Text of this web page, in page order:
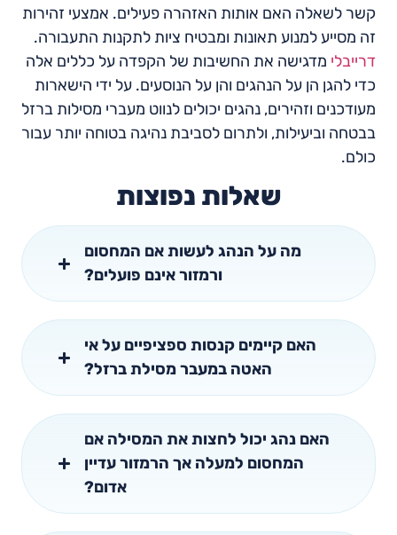
קשר לשאלה האם אותות האזהרה פעילים. אמצעי זהירות
זה מסייע למנוע תאונות ומבטיח ציות לתקנות התעבורה.
דרייבלי מדגישה את החשיבות של הקפדה על כללים אלה
כדי להגן הן על הנהגים והן על הנוסעים. על ידי הישארות
מעודכנים וזהירים, נהגים יכולים לנווט מעברי מסילות ברזל
בבטחה וביעילות, ולתרום לסביבת נהיגה בטוחה יותר עבור
כולם.
שאלות נפוצות
מה על הנהג לעשות אם המחסום
ורמזור אינם פועלים?
האם קיימים קנסות ספציפיים על אי
האטה במעבר מסילת ברזל?
האם נהג יכול לחצות את המסילה אם
המחסום למעלה אך הרמזור עדיין
אדום?